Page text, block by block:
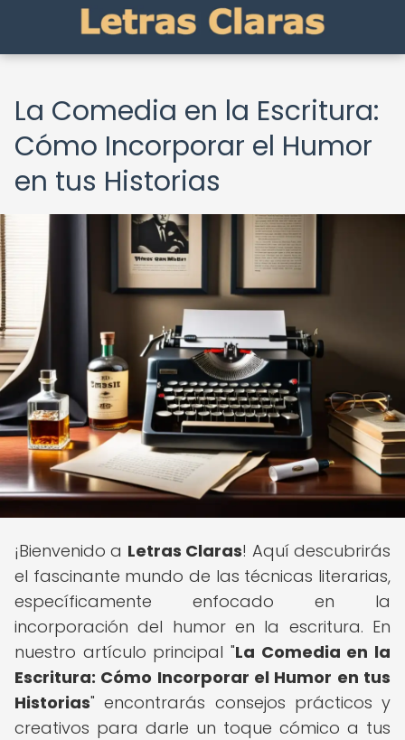
La Comedia en la Escritura:
Cómo Incorporar el Humor
en tus Historias
¡Bienvenido a Letras Claras! Aquí descubrirás
el fascinante mundo de las técnicas literarias,
específicamente enfocado en la
incorporación del humor en la escritura. En
nuestro artículo principal "La Comedia en la
Escritura: Cómo Incorporar el Humor en tus
Historias" encontrarás consejos prácticos y
creativos para darle un toque cómico a tus